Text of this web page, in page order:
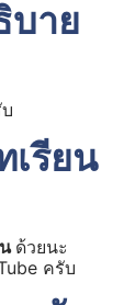
บาย
เรียน
ด้วยนะ
ครับ